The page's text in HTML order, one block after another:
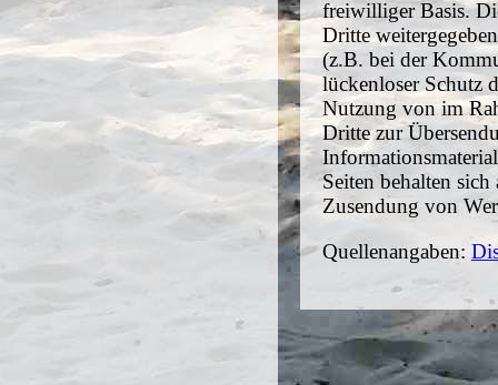
freiwilliger Basis.
Dritte
(z.B. bei der
lückenloser Schutz
Nutzung von im
Dritte zur
Seiten behalten
Zusendung von
Quellenangaben: